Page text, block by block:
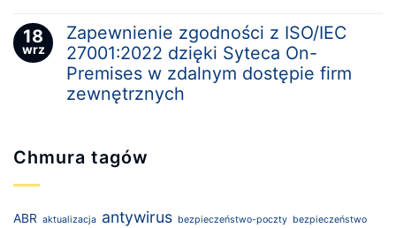
18
wrz
Zapewnienie zgodności z ISO/IEC
27001:2022 dzięki Syteca On-
Premises w zdalnym dostępie firm
zewnętrznych
Chmura tagów
ABR aktualizacja antywirus bezpieczeństwo-poczty bezpieczeństwo